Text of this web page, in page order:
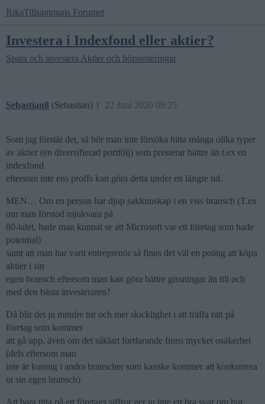
RikaTillsammans Forumet
Investera i Indexfond eller aktier?
Spara och investera Aktier och börsnoteringar
Sebastian8 (Sebastian) 22 Juni 2020 09:25
1
Som jag förstår det, så bör man inte försöka hitta många olika typer
av aktier (en diversifierad portfölj) som presterar bättre än t.ex en
indexfond
eftersom inte ens proffs kan göra detta under en längre tid.
MEN… Om en person har djup sakkunskap i en viss bransch (T.ex
om man förstod mjukvara på
80-talet, hade man kunnat se att Microsoft var ett företag som hade
potential)
samt att man har varit entreprenör så finns det väl en poäng att köpa
aktier i sin
egen bransch eftersom man kan göra bättre gissningar än till och
med den bästa investeraren?
Då blir det ju mindre tur och mer skicklighet i att träffa rätt på
företag som kommer
att gå upp, även om det såklart fortfarande finns mycket osäkerhet
(dels eftersom man
inte är kunnig i andra branscher som kanske kommer att konkurrera
ut sin egen bransch)
Att bara titta på ett företags siffror ger ju inte ett bra svar om hur